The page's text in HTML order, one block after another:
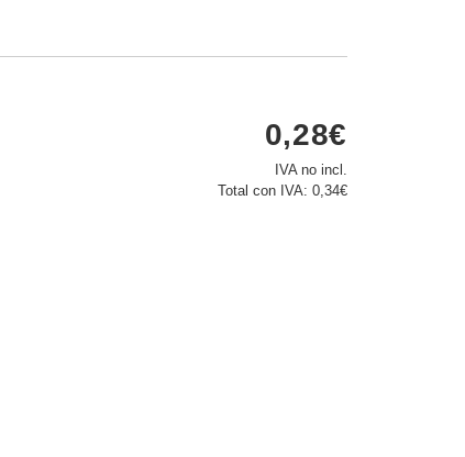
0,28€
IVA no incl.
Total con IVA: 0,34€